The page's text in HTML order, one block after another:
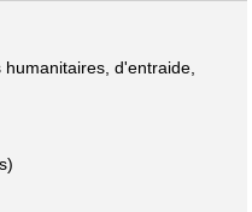
humanitaires, d'entraide,